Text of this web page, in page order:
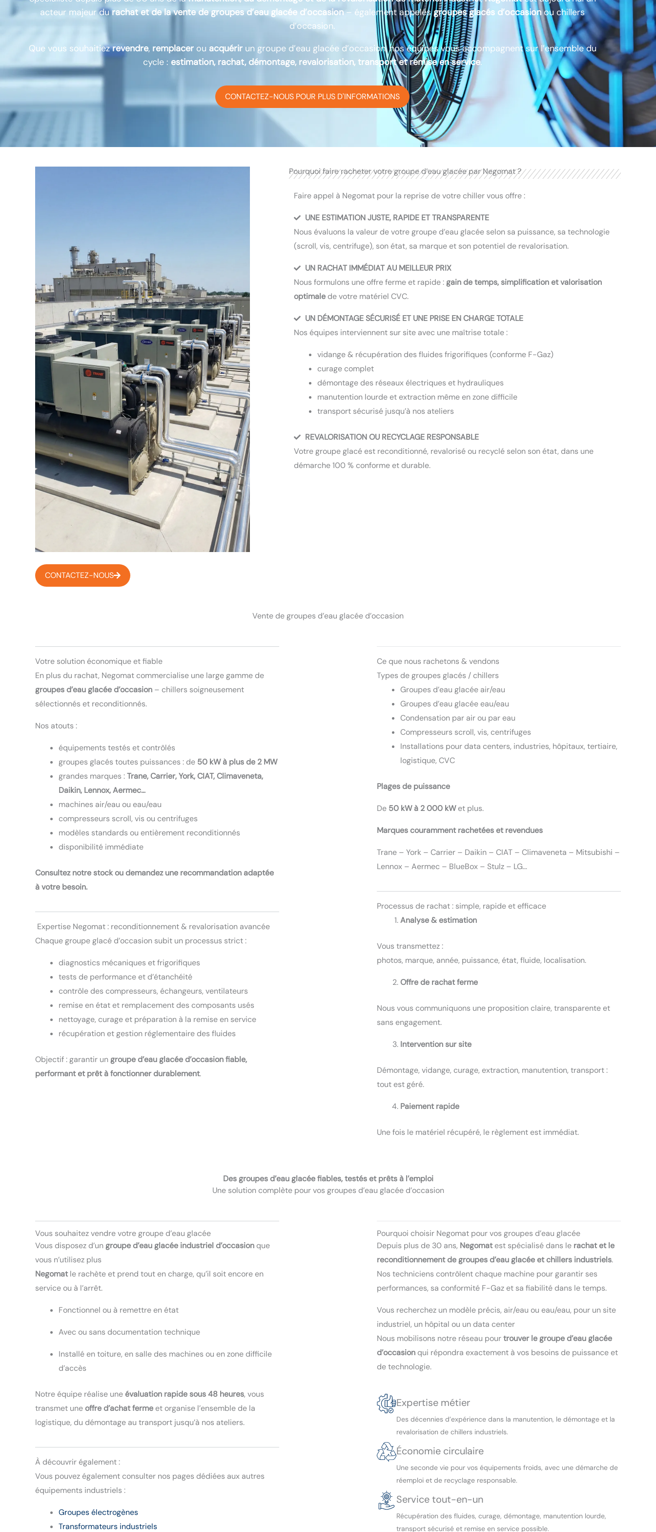
acteur majeur durachat et de la vente de groupes d’eau glacée d’occasion– également appelésgroupes glacés d’occasionou chillers
d’occasion.
Que vous souhaitiezrevendre, remplacerou acquérirun groupe d’eau glacée d’occasion, nos équipes vous accompagnent sur l’ensemble du
cycle : estimation, rachat, démontage, revalorisation, transport et remise en service.
CONTACTEZ-NOUS POUR PLUS D'INFORMATIONS
CONTACTEZ-NOUS
Pourquoi faire racheter votre groupe d’eau glacée par Negomat ?
Faire appel à Negomat pour la reprise de votre chiller vous offre :
UNE ESTIMATION JUSTE, RAPIDE ET TRANSPARENTE
Nous évaluons la valeur de votre groupe d’eau glacée selon sa puissance, sa technologie
(scroll, vis, centrifuge), son état, sa marque et son potentiel de revalorisation.
UN RACHAT IMMÉDIAT AU MEILLEUR PRIX
Nous formulons une offre ferme et rapide :gain de temps, simplification et valorisation
optimale de votre matériel CVC.
UN DÉMONTAGE SÉCURISÉ ET UNE PRISE EN CHARGE TOTALE
Nos équipes interviennent sur site avec une maîtrise totale :
vidange & récupération des fluides frigorifiques (conforme F-Gaz)
curage complet
démontage des réseaux électriques et hydrauliques
manutention lourde et extraction même en zone difficile
transport sécurisé jusqu’à nos ateliers
REVALORISATION OU RECYCLAGE RESPONSABLE
Votre groupe glacé est reconditionné, revalorisé ou recyclé selon son état, dans une
démarche 100 % conforme et durable.
Vente de groupes d’eau glacée d’occasion
Votre solution économique et fiable
En plus du rachat, Negomat commercialise une large gamme de
groupes d’eau glacée d’occasion – chillers soigneusement
sélectionnés et reconditionnés.
Nos atouts :
équipements testés et contrôlés
groupes glacés toutes puissances : de 50 kW à plus de 2 MW
grandes marques :Trane, Carrier, York, CIAT, Climaveneta,
Daikin, Lennox, Aermec…
machines air/eau ou eau/eau
compresseurs scroll, vis ou centrifuges
modèles standards ou entièrement reconditionnés
disponibilité immédiate
Consultez notre stock ou demandez une recommandation adaptée
à votre besoin.
Expertise Negomat : reconditionnement & revalorisation avancée
Chaque groupe glacé d’occasion subit un processus strict :
diagnostics mécaniques et frigorifiques
tests de performance et d’étanchéité
contrôle des compresseurs, échangeurs, ventilateurs
remise en état et remplacement des composants usés
nettoyage, curage et préparation à la remise en service
récupération et gestion réglementaire des fluides
Objectif : garantir un groupe d’eau glacée d’occasion fiable,
performant et prêt à fonctionner durablement.
Ce que nous rachetons & vendons
Types de groupes glacés / chillers
Groupes d’eau glacée air/eau
Groupes d’eau glacée eau/eau
Condensation par air ou par eau
Compresseurs scroll, vis, centrifuges
Installations pour data centers, industries, hôpitaux, tertiaire,
logistique, CVC
Plages de puissance
De 50 kW à 2 000 kWet plus.
Marques couramment rachetées et revendues
Trane – York – Carrier – Daikin – CIAT – Climaveneta – Mitsubishi –
Lennox – Aermec – BlueBox – Stulz – LG…
Processus de rachat : simple, rapide et efficace
Analyse & estimation
Vous transmettez :
photos, marque, année, puissance, état, fluide, localisation.
Offre de rachat ferme
Nous vous communiquons une proposition claire, transparente et
sans engagement.
Intervention sur site
Démontage, vidange, curage, extraction, manutention, transport :
tout est géré.
Paiement rapide
Une fois le matériel récupéré, le règlement est immédiat.
Des groupes d’eau glacée fiables, testés et prêts à l’emploi
Une solution complète pour vos groupes d’eau glacée d’occasion
Vous souhaitez vendre votre groupe d’eau glacée
Vous disposez d’un groupe d’eau glacée industriel d’occasion que
vous n’utilisez plus
Negomatle rachète et prend tout en charge, qu’il soit encore en
service ou à l’arrêt.
Fonctionnel ou à remettre en état
Avec ou sans documentation technique
Installé en toiture, en salle des machines ou en zone difficile
d’accès
Notre équipe réalise uneévaluation rapide sous 48 heures, vous
transmet uneoffre d’achat ferme et organise l’ensemble de la
logistique, du démontage au transport jusqu’à nos ateliers.
À découvrir également :
Vous pouvez également consulter nos pages dédiées aux autres
équipements industriels :
Groupes électrogènes
Transformateurs industriels
Pourquoi choisir Negomat pour vos groupes d’eau glacée
Depuis plus de 30 ans, Negomatest spécialisé dans le rachat et le
reconditionnement de groupes d’eau glacée et chillers industriels.
Nos techniciens contrôlent chaque machine pour garantir ses
performances, sa conformité F-Gaz et sa fiabilité dans le temps.
Vous recherchez un modèle précis, air/eau ou eau/eau, pour un site
industriel, un hôpital ou un data center
Nous mobilisons notre réseau pourtrouver le groupe d’eau glacée
d’occasion qui répondra exactement à vos besoins de puissance et
de technologie.
Expertise métier
Des décennies d’expérience dans la manutention, le démontage et la
revalorisation de chillers industriels.
Économie circulaire
Une seconde vie pour vos équipements froids, avec une démarche de
réemploi et de recyclage responsable.
Service tout-en-un
Récupération des fluides, curage, démontage, manutention lourde,
transport sécurisé et remise en service possible.